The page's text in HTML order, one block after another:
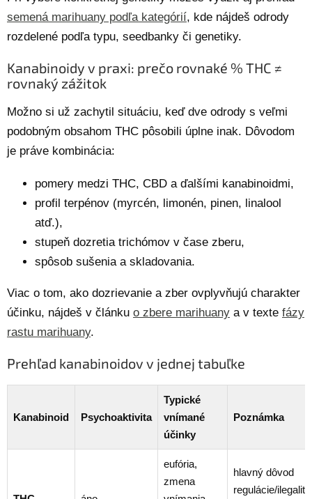
semená marihuany podľa kategórií, kde nájdeš odrody
rozdelené podľa typu, seedbanky či genetiky.
Kanabinoidy v praxi: prečo rovnaké % THC ≠
rovnaký zážitok
Možno si už zachytil situáciu, keď dve odrody s veľmi
podobným obsahom THC pôsobili úplne inak. Dôvodom
je práve kombinácia:
pomery medzi THC, CBD a ďalšími kanabinoidmi,
profil terpénov (myrcén, limonén, pinen, linalool
atď.),
stupeň dozretia trichómov v čase zberu,
spôsob sušenia a skladovania.
Viac o tom, ako dozrievanie a zber ovplyvňujú charakter
účinku, nájdeš v článku o zbere marihuany a v texte fázy
rastu marihuany.
Prehľad kanabinoidov v jednej tabuľke
Kanabinoid Psychoaktivita
Typické
vnímané
účinky
Poznámka
eufória,
zmena
hlavný dôvod
regulácie/ilegality